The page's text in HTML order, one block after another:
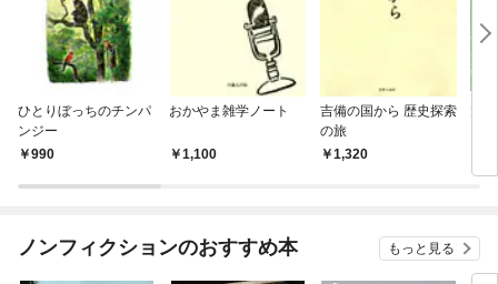
ひとりぼっちのチンパ
ンジー
990
おかやま雑学ノート
1,100
吉備の国から 歴史探索
の旅
1,320
旭
ノンフィクションのおすすめ本 もっと見る